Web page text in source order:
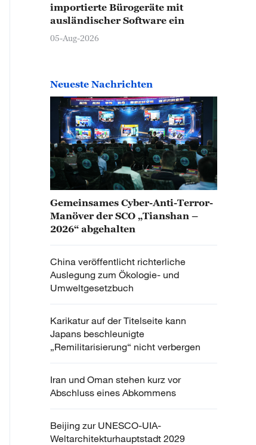
importierte Bürogeräte mit
ausländischer Software ein
05-Aug-2026
Neueste Nachrichten
Gemeinsames Cyber-Anti-Terror-
Manöver der SCO „Tianshan –
2026“ abgehalten
China veröffentlicht richterliche
Auslegung zum Ökologie- und
Umweltgesetzbuch
Karikatur auf der Titelseite kann
Japans beschleunigte
„Remilitarisierung“ nicht verbergen
Iran und Oman stehen kurz vor
Abschluss eines Abkommens
Beijing zur UNESCO-UIA-
Weltarchitekturhauptstadt 2029